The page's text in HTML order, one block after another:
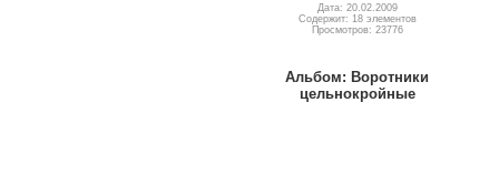
Дата: 20.02.2009
Содержит: 18 элементов
Просмотров: 23776
Альбом: Воротники
цельнокройные